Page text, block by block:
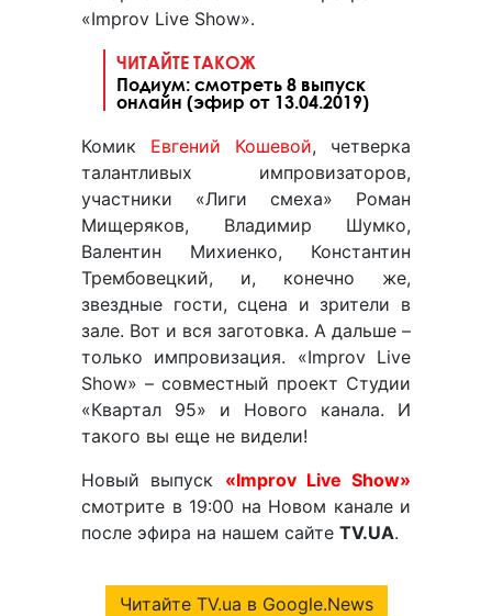
«Improv Live Show».
ЧИТАЙТЕ ТАКОЖ
Подиум: смотреть 8 выпуск
онлайн (эфир от 13.04.2019)
Комик Евгений Кошевой, четверка
талантливых импровизаторов,
участники «Лиги смеха» Роман
Мищеряков, Владимир Шумко,
Валентин Михиенко, Константин
Трембовецкий, и, конечно же,
звездные гости, сцена и зрители в
зале. Вот и вся заготовка. А дальше –
только импровизация. «Improv Live
Show» – совместный проект Студии
«Квартал 95» и Нового канала. И
такого вы еще не видели!
Новый выпуск «Improv Live Show»
смотрите в 19:00 на Новом канале и
после эфира на нашем сайте TV.UA.
Читайте TV.ua в Google.News